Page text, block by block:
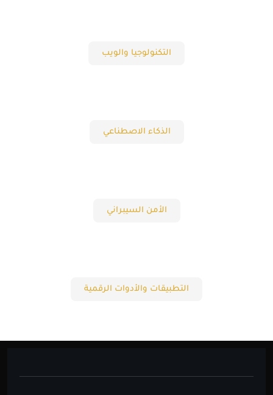
التكنولوجيا والويب
الذكاء الاصطناعي
الأمن السيبراني
التطبيقات والأدوات الرقمية